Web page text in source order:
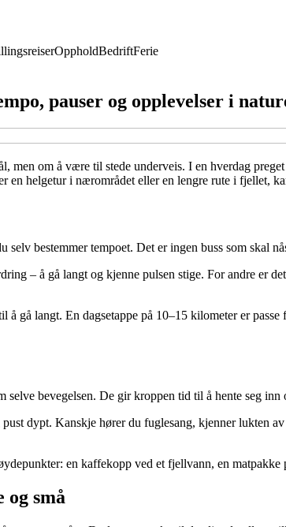
OppholdBedriftFerie
pauser og opplevelser i
men om å være til stede underveis. I en hverdag
helgetur i nærområdet eller en lengre rute i fjellet,
selv bestemmer tempoet. Det er ingen buss som
– å gå langt og kjenne pulsen stige. For andre er
å gå langt. En dagsetappe på 10–15 kilometer er
selve bevegelsen. De gir kroppen tid til å hente seg
dypt. Kanskje hører du fuglesang, kjenner lukten
en kaffekopp ved et fjellvann, en
og små